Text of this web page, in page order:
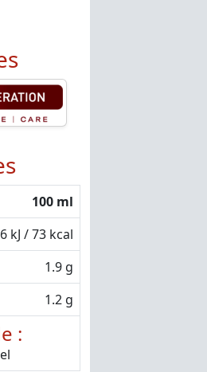
100 ml
kJ / 73 kcal
1.9 g
1.2 g
: